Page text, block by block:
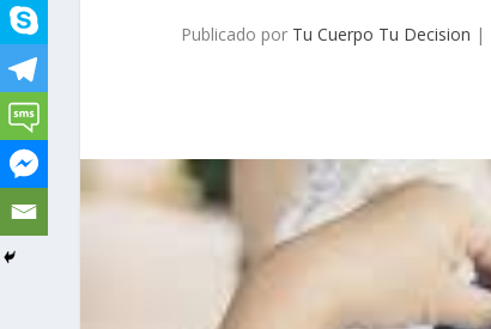
Publicado por Tu Cuerpo Tu Decision |